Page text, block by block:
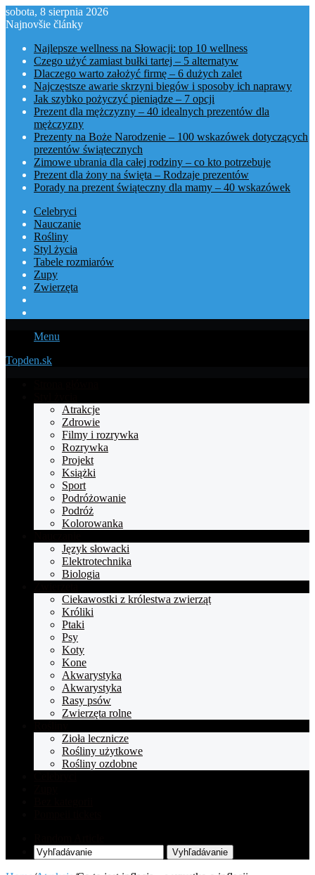
sobota, 8 sierpnia 2026
Najnovšie články
Najlepsze wellness na Słowacji: top 10 wellness
Czego użyć zamiast bułki tartej – 5 alternatyw
Dlaczego warto założyć firmę – 6 dużych zalet
Najczęstsze awarie skrzyni biegów i sposoby ich naprawy
Jak szybko pożyczyć pieniądze – 7 opcji
Prezent dla mężczyzny – 40 idealnych prezentów dla
mężczyzny
Prezenty na Boże Narodzenie – 100 wskazówek dotyczących
prezentów świątecznych
Zimowe ubrania dla całej rodziny – co kto potrzebuje
Prezent dla żony na święta – Rodzaje prezentów
Porady na prezent świąteczny dla mamy – 40 wskazówek
Celebryci
Nauczanie
Rośliny
Styl życia
Tabele rozmiarów
Zupy
Zwierzęta
Menu
Topden.sk
Atrakcje
Zdrowie
Filmy i rozrywka
Rozrywka
Projekt
Książki
Sport
Podróżowanie
Podróż
Kolorowanka
Język słowacki
Elektrotechnika
Biologia
Ciekawostki z królestwa zwierząt
Króliki
Ptaki
Psy
Koty
Kone
Akwarystyka
Akwarystyka
Rasy psów
Zwierzęta rolne
Zioła lecznicze
Rośliny użytkowe
Rośliny ozdobne
Vyhľadávanie